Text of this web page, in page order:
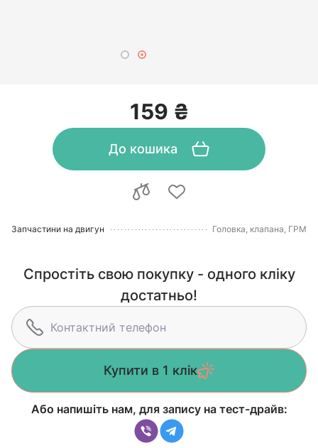
159 ₴
До кошика
Запчастини на двигун Головка, клапана, ГРМ
Спростіть свою покупку - одного кліку
достатньо!
Купити в 1 клік
Або напишіть нам, для запису на тест-драйв: